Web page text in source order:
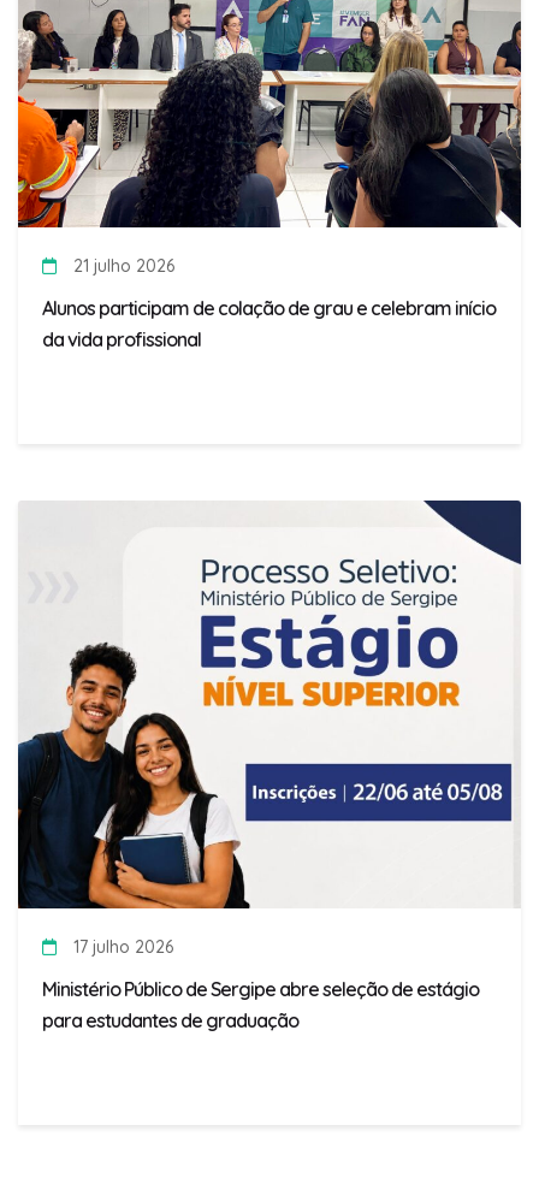
21 julho 2026
Alunos participam de colação de grau e celebram início
da vida profissional
17 julho 2026
Ministério Público de Sergipe abre seleção de estágio
para estudantes de graduação